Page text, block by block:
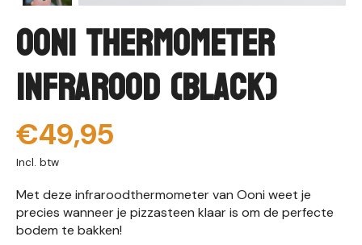
Ooni Thermometer
infrarood (black)
€49,95
Incl. btw
Met deze infraroodthermometer van Ooni weet je
precies wanneer je pizzasteen klaar is om de perfecte
bodem te bakken!